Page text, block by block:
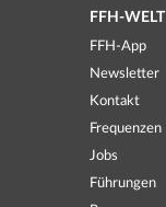
FFH-WELT
FFH-App
Newsletter
Kontakt
Frequenzen
Jobs
Führungen